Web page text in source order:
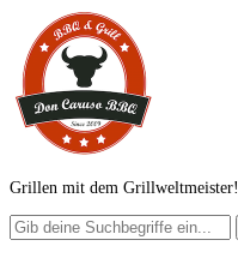
Grillen mit dem Grillweltmeister!